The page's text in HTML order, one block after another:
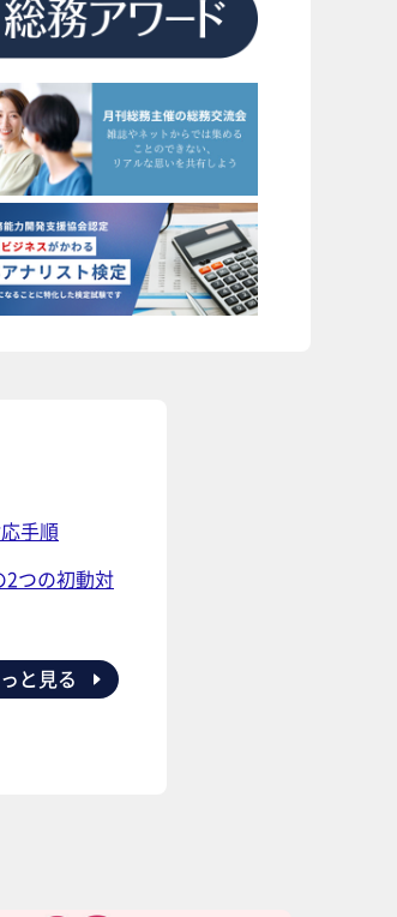
手順
2つの初動対
と見る